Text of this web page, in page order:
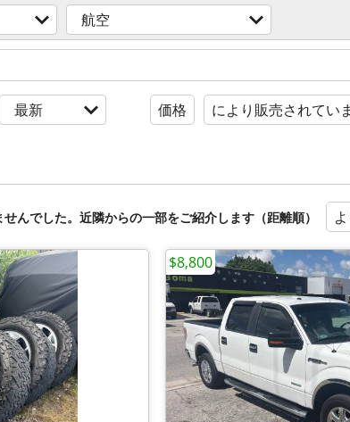
航空
最新 価格 により販売されてい
んでした。近隣からの一部をご紹介します（距離順）
$8,800